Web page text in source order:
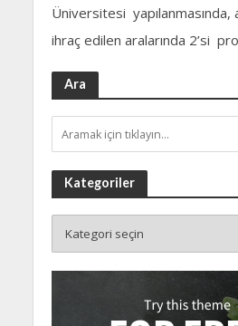
Üniversitesi yapılanmasında,
ihraç edilen aralarında 2’si
Ara
Kategoriler